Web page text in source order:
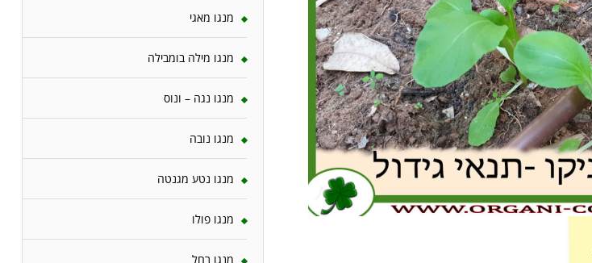
מנגו מאגי
מנגו מילה בומבילה
מנגו נגה – ונוס
מנגו נובה
מנגו נטע מגנטה
מנגו פולו
מנגו רחל